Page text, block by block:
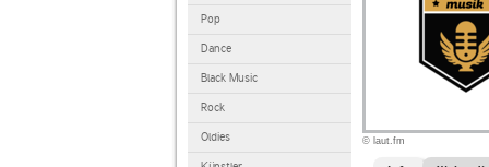
Pop
Dance
Black Music
Rock
Oldies © laut.fm